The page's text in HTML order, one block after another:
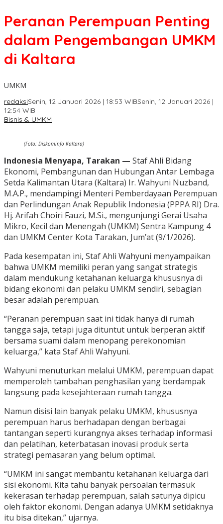
Peranan Perempuan Penting
dalam Pengembangan UMKM
di Kaltara
UMKM
redaksiSenin, 12 Januari 2026 | 18:53 WIBSenin, 12 Januari 2026 |
12:54 WIB
Bisnis & UMKM
(Foto: Diskominfo Kaltara)
Indonesia Menyapa, Tarakan — Staf Ahli Bidang
Ekonomi, Pembangunan dan Hubungan Antar Lembaga
Setda Kalimantan Utara (Kaltara) Ir. Wahyuni Nuzband,
M.A.P., mendampingi Menteri Pemberdayaan Perempuan
dan Perlindungan Anak Republik Indonesia (PPPA RI) Dra.
Hj. Arifah Choiri Fauzi, M.Si., mengunjungi Gerai Usaha
Mikro, Kecil dan Menengah (UMKM) Sentra Kampung 4
dan UMKM Center Kota Tarakan, Jum’at (9/1/2026).
Pada kesempatan ini, Staf Ahli Wahyuni menyampaikan
bahwa UMKM memiliki peran yang sangat strategis
dalam mendukung ketahanan keluarga khususnya di
bidang ekonomi dan pelaku UMKM sendiri, sebagian
besar adalah perempuan.
“Peranan perempuan saat ini tidak hanya di rumah
tangga saja, tetapi juga dituntut untuk berperan aktif
bersama suami dalam menopang perekonomian
keluarga,” kata Staf Ahli Wahyuni.
Wahyuni menuturkan melalui UMKM, perempuan dapat
memperoleh tambahan penghasilan yang berdampak
langsung pada kesejahteraan rumah tangga.
Namun disisi lain banyak pelaku UMKM, khususnya
perempuan harus berhadapan dengan berbagai
tantangan seperti kurangnya akses terhadap informasi
dan pelatihan, keterbatasan inovasi produk serta
strategi pemasaran yang belum optimal.
“UMKM ini sangat membantu ketahanan keluarga dari
sisi ekonomi. Kita tahu banyak persoalan termasuk
kekerasan terhadap perempuan, salah satunya dipicu
oleh faktor ekonomi. Dengan adanya UMKM setidaknya
itu bisa ditekan,” ujarnya.